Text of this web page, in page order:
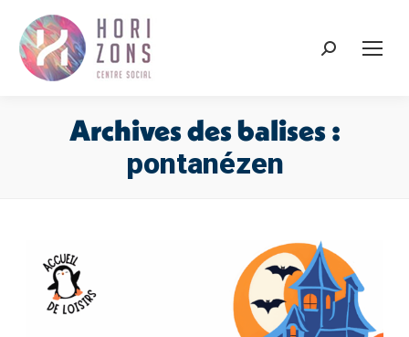
Recherche
Archives des balises :
pontanézen